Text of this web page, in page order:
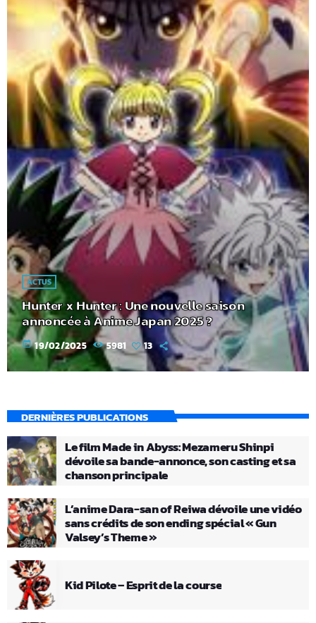
ACTUS
Hunter x Hunter : Une nouvelle saison
annoncée à Anime Japan 2025 ?
today 19/02/2025 5981 13
DERNIÈRES PUBLICATIONS
Le film Made in Abyss: Mezameru Shinpi
dévoile sa bande-annonce, son casting et sa
chanson principale
L’anime Dara-san of Reiwa dévoile une vidéo
sans crédits de son ending spécial « Gun
Valsey’s Theme »
Kid Pilote – Esprit de la course